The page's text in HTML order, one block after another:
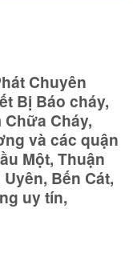
Chuyên
Bị Báo cháy,
Cháy,
và các quận
Một, Thuận
Bến Cát,
uy tín,